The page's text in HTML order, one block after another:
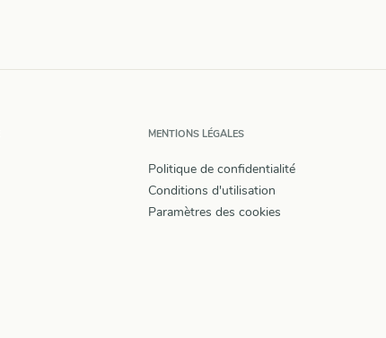
MENTIONS LÉGALES
Politique de confidentialité
Conditions d'utilisation
Paramètres des cookies